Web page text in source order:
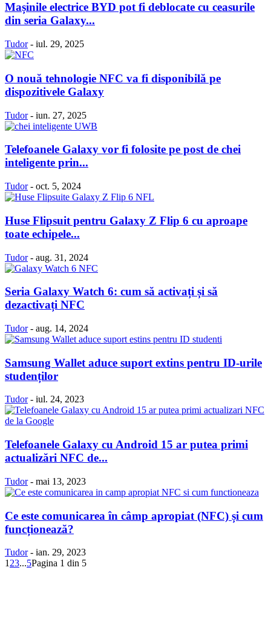
Mașinile electrice BYD pot fi deblocate cu ceasurile
din seria Galaxy...
Tudor - iul. 29, 2025
O nouă tehnologie NFC va fi disponibilă pe
dispozitivele Galaxy
Tudor - iun. 27, 2025
Telefoanele Galaxy vor fi folosite pe post de chei
inteligente prin...
Tudor - oct. 5, 2024
Huse Flipsuit pentru Galaxy Z Flip 6 cu aproape
toate echipele...
Tudor - aug. 31, 2024
Seria Galaxy Watch 6: cum să activați și să
dezactivați NFC
Tudor - aug. 14, 2024
Samsung Wallet aduce suport extins pentru ID-urile
studenților
Tudor - iul. 24, 2023
Telefoanele Galaxy cu Android 15 ar putea primi
actualizări NFC de...
Tudor - mai 13, 2023
Ce este comunicarea în câmp apropiat (NFC) și cum
funcționează?
Tudor - ian. 29, 2023
1 23...5Pagina 1 din 5